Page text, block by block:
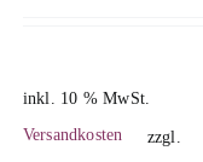
inkl. 10 % MwSt.
zzgl.
Versandkosten